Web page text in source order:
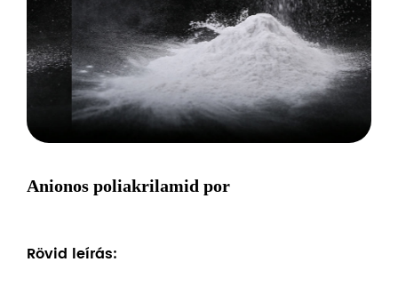
Anionos poliakrilamid por
Rövid leírás: